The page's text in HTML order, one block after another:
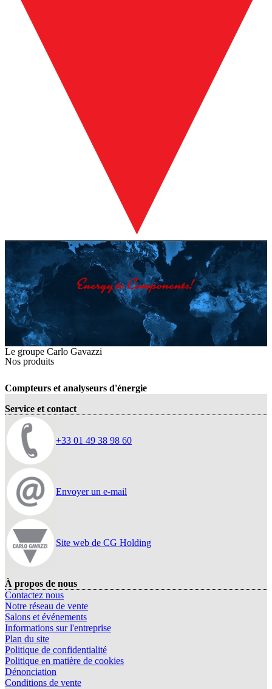
Le groupe Carlo Gavazzi
Nos produits
Compteurs et analyseurs d'énergie
Service et contact
+33 01 49 38 98 60
Envoyer un e-mail
Site web de CG Holding
À propos de nous
Contactez nous
Notre réseau de vente
Salons et événements
Informations sur l'entreprise
Plan du site
Politique de confidentialité
Politique en matière de cookies
Dénonciation
Conditions de vente